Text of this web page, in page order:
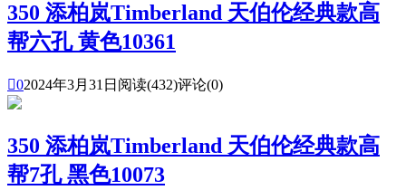
350 添柏岚Timberland 天伯伦经典款高
帮六孔 黄色10361
02024年3月31日 阅读(432)评论(0)
350 添柏岚Timberland 天伯伦经典款高
帮7孔 黑色10073